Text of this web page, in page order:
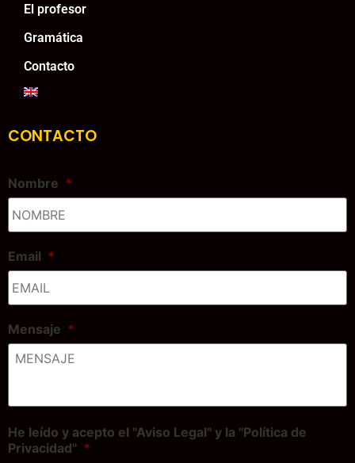
El profesor
Gramática
Contacto
CONTACTO
Nombre *
Email *
Mensaje *
He leído y acepto el "Aviso Legal" y la "Política de
Privacidad" *